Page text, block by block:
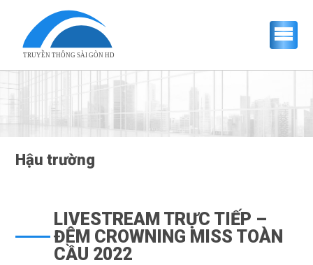
TRUYỀN THÔNG SÀI GÒN HD
Hậu trường
LIVESTREAM TRỰC TIẾP –
ĐÊM CROWNING MISS TOÀN
CẦU 2022